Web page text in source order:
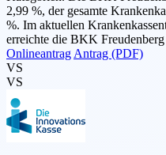
2,99 %, der gesamte
%. Im aktuellen
erreichte die BKK Freudenberg
Onlineantrag Antrag (PDF)
VS
VS